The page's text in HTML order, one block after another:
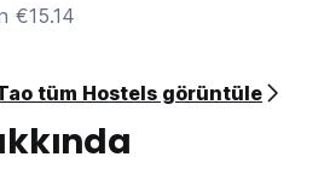
€15.14
tüm Hostels görüntüle